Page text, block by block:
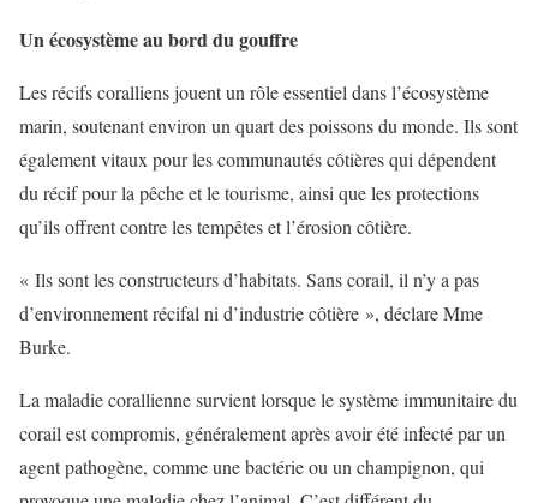
Un écosystème au bord du gouffre
Les récifs coralliens jouent un rôle essentiel dans l’écosystème
marin, soutenant environ un quart des poissons du monde. Ils sont
également vitaux pour les communautés côtières qui dépendent
du récif pour la pêche et le tourisme, ainsi que les protections
qu’ils offrent contre les tempêtes et l’érosion côtière.
« Ils sont les constructeurs d’habitats. Sans corail, il n’y a pas
d’environnement récifal ni d’industrie côtière », déclare Mme
Burke.
La maladie corallienne survient lorsque le système immunitaire du
corail est compromis, généralement après avoir été infecté par un
agent pathogène, comme une bactérie ou un champignon, qui